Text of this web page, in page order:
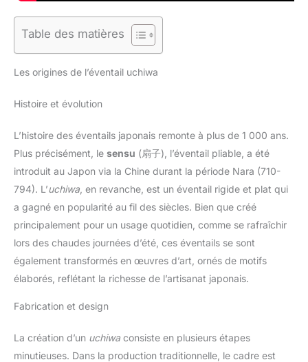
Table des matières
Les origines de l’éventail uchiwa
Histoire et évolution
L’histoire des éventails japonais remonte à plus de 1 000 ans.
Plus précisément, le sensu (扇子), l’éventail pliable, a été
introduit au Japon via la Chine durant la période Nara (710-
794). L’uchiwa , en revanche, est un éventail rigide et plat qui
a gagné en popularité au fil des siècles. Bien que créé
principalement pour un usage quotidien, comme se rafraîchir
lors des chaudes journées d’été, ces éventails se sont
également transformés en œuvres d’art, ornés de motifs
élaborés, reflétant la richesse de l’artisanat japonais.
Fabrication et design
La création d’un uchiwa consiste en plusieurs étapes
minutieuses. Dans la production traditionnelle, le cadre est